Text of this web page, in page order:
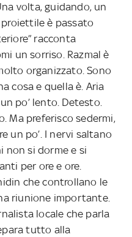
volta, guidando, un
è passato
racconta
un sorriso. Razmal è
organizzato. Sono
cosa e quella è. Aria
po’ lento. Detesto.
Ma preferisco sedermi,
un po’. I nervi saltano
non si dorme e si
per ore e ore.
che controllano le
riunione importante.
locale che parla
tutto alla